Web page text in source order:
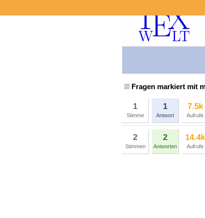
Fragen markiert mit
1
Stimme
1
Antwort
7.5k
Aufrufe
2
Stimmen
2
Antworten
14.4k
Aufrufe